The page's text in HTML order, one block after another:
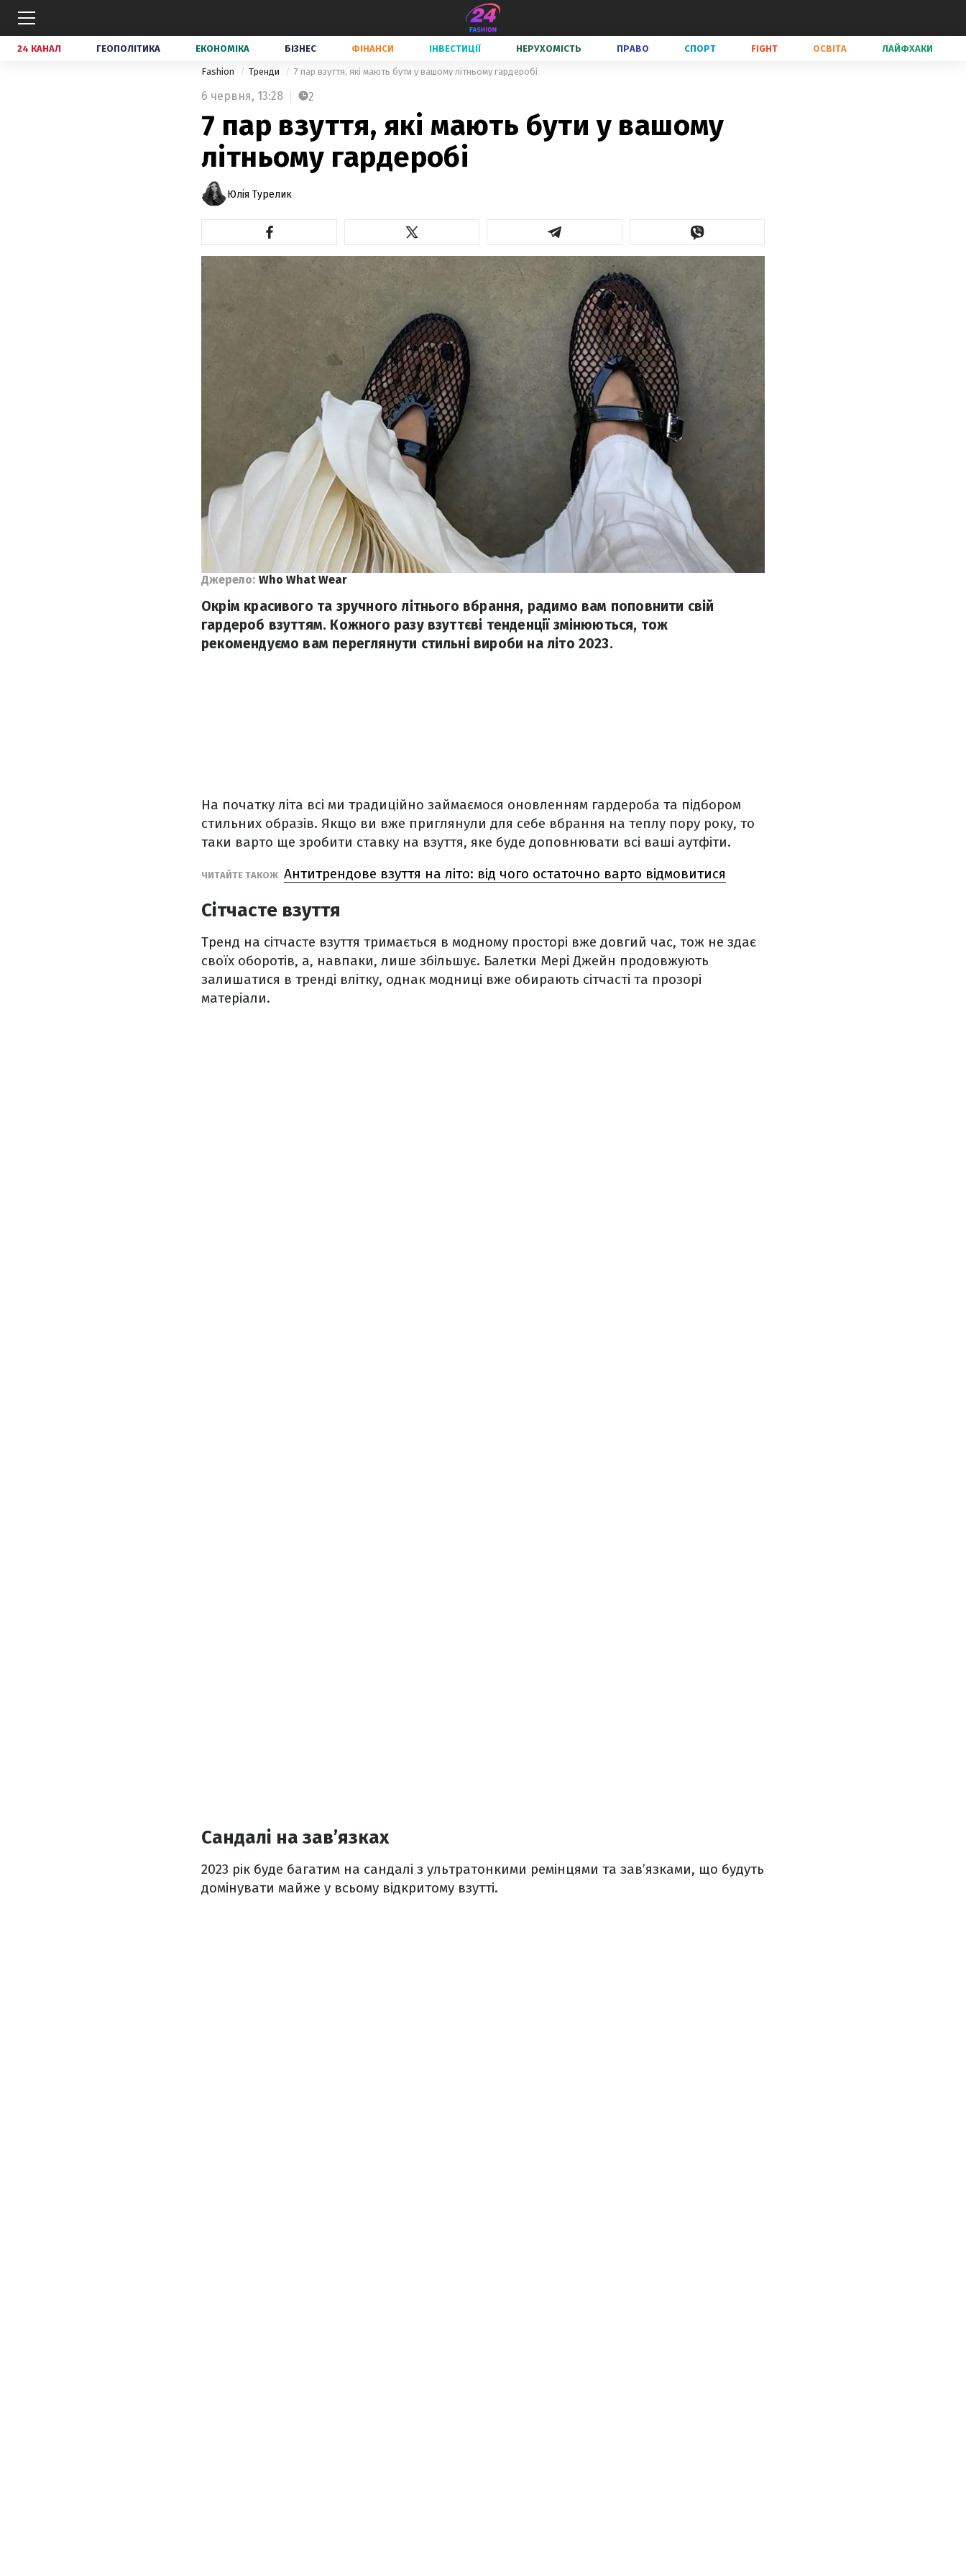
24 КАНАЛ ГЕОПОЛІТИКА ЕКОНОМІКА БІЗНЕС ФІНАНСИ ІНВЕСТИЦІЇ НЕРУХОМІСТЬ ПРАВО СПОРТ FIGHT ОСВІТА ЛАЙФХАКИ
Fashion Тренди 7 пар взуття, які мають бути у вашому літньому гардеробі
6 червня, 13:28 2
7 пар взуття, які мають бути у вашому
літньому гардеробі
Юлія Турелик
Джерело: Who What Wear
Окрім красивого та зручного літнього вбрання, радимо вам поповнити свій
гардероб взуттям. Кожного разу взуттєві тенденції змінюються, тож
рекомендуємо вам переглянути стильні вироби на літо 2023.
На початку літа всі ми традиційно займаємося оновленням гардероба та підбором
стильних образів. Якщо ви вже приглянули для себе вбрання на теплу пору року, то
таки варто ще зробити ставку на взуття, яке буде доповнювати всі ваші аутфіти.
ЧИТАЙТЕ ТАКОЖ Антитрендове взуття на літо: від чого остаточно варто відмовитися
Сітчасте взуття
Тренд на сітчасте взуття тримається в модному просторі вже довгий час, тож не здає
своїх оборотів, а, навпаки, лише збільшує. Балетки Мері Джейн продовжують
залишатися в тренді влітку, однак модниці вже обирають сітчасті та прозорі
матеріали.
Сандалі на зав’язках
2023 рік буде багатим на сандалі з ультратонкими ремінцями та зав’язками, що будуть
домінувати майже у всьому відкритому взутті.